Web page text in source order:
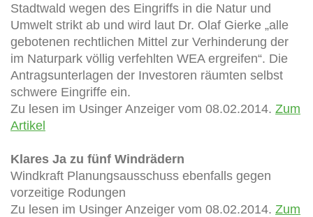
Stadtwald wegen des Eingriffs in die Natur und
Umwelt strikt ab und wird laut Dr. Olaf Gierke „alle
gebotenen rechtlichen Mittel zur Verhinderung der
im Naturpark völlig verfehlten WEA ergreifen“. Die
Antragsunterlagen der Investoren räumten selbst
schwere Eingriffe ein.
Zu lesen im Usinger Anzeiger vom 08.02.2014. Zum
Artikel
Klares Ja zu fünf Windrädern
Windkraft Planungsausschuss ebenfalls gegen
vorzeitige Rodungen
Zu lesen im Usinger Anzeiger vom 08.02.2014. Zum